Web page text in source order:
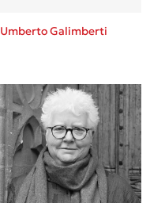
Umberto Galimberti